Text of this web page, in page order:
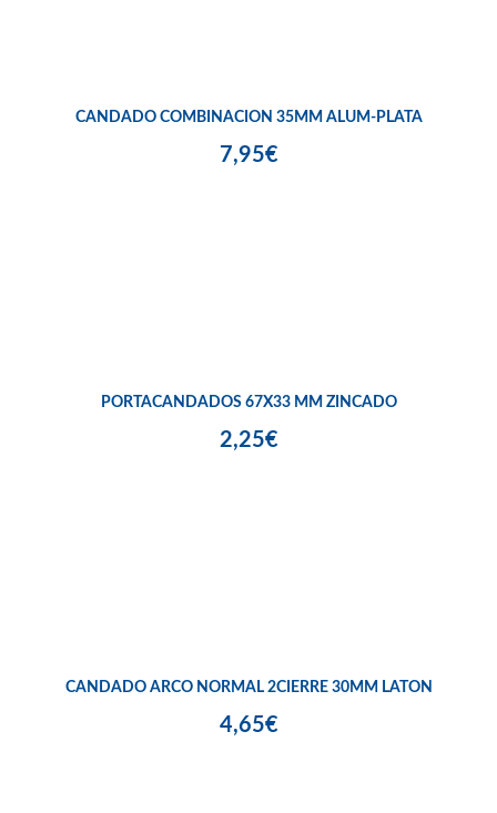
CANDADO COMBINACION 35MM ALUM-PLATA
7,95€
PORTACANDADOS 67X33 MM ZINCADO
2,25€
CANDADO ARCO NORMAL 2CIERRE 30MM LATON
4,65€